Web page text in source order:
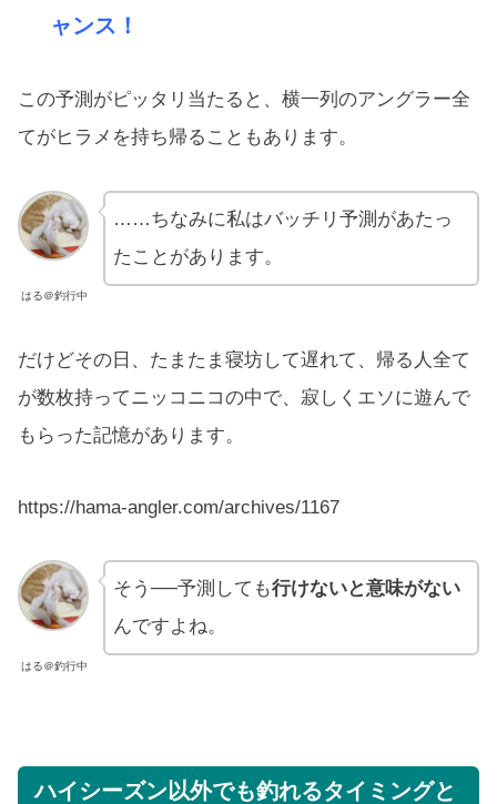
ャンス！
この予測がピッタリ当たると、横一列のアングラー全
てがヒラメを持ち帰ることもあります。
はる＠釣行中
……ちなみに私はバッチリ予測があたっ
たことがあります。
だけどその日、たまたま寝坊して遅れて、帰る人全て
が数枚持ってニッコニコの中で、寂しくエソに遊んで
もらった記憶があります。
https://hama-angler.com/archives/1167
はる＠釣行中
そう──予測しても行けないと意味がない
んですよね。
ハイシーズン以外でも釣れるタイミングと